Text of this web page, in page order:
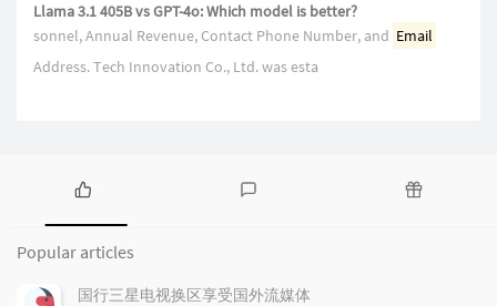
Llama 3.1 405B vs GPT-4o: Which model is better?
sonnel, Annual Revenue, Contact Phone Number, and Email
Address. Tech Innovation Co., Ltd. was esta
P
p
u
e
Popular articles
国行三星电视换区享受国外流媒体